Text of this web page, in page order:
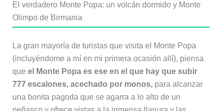
El verdadero Monte Popa: un volcán dormido y Monte
Olimpo de Birmania
La gran mayoría de turistas que visita el Monte Popa
(incluyéndome a mí en mi primera ocasión allí), piensa
que el Monte Popa es ese en el que hay que subir
777 escalones, acechado por monos,para alcanzar
una bonita pagoda que se agarra a lo alto de un